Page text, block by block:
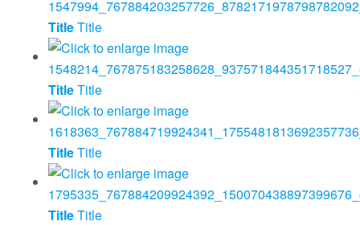
TitleTitle
TitleTitle
TitleTitle
TitleTitle